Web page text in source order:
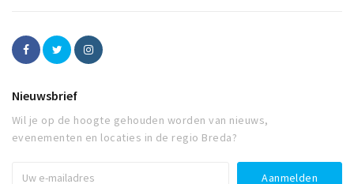
Nieuwsbrief
Wil je op de hoogte gehouden worden van nieuws,
evenementen en locaties in de regio Breda?